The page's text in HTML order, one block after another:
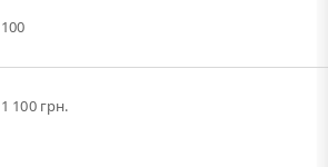
100
1 100 грн.